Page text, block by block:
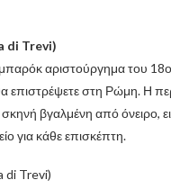
di Trevi)
μπαρόκ αριστούργημα του
επιστρέψετε στη Ρώμη. Η
βγαλμένη από όνειρο,
για κάθε επισκέπτη.